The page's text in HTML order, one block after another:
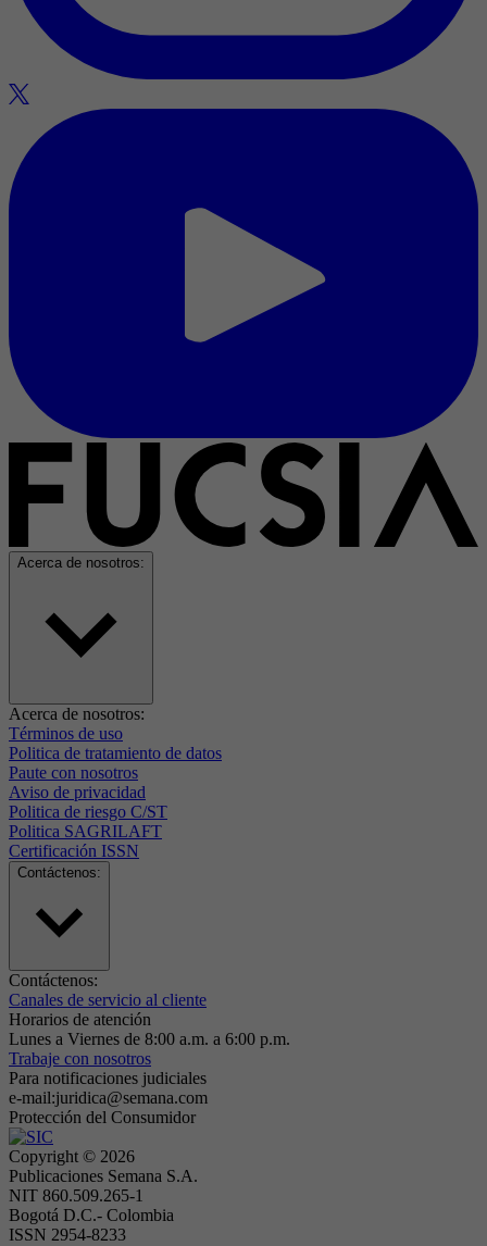
Acerca de nosotros:
Acerca de nosotros:
Términos de uso
Politica de tratamiento de datos
Paute con nosotros
Aviso de privacidad
Politica de riesgo C/ST
Politica SAGRILAFT
Certificación ISSN
Contáctenos:
Contáctenos:
Canales de servicio al cliente
Horarios de atención
Lunes a Viernes de 8:00 a.m. a 6:00 p.m.
Trabaje con nosotros
Para notificaciones judiciales
e-mail:juridica@semana.com
Protección del Consumidor
Copyright © 2026
Publicaciones Semana S.A.
NIT 860.509.265-1
Bogotá D.C.- Colombia
ISSN 2954-8233